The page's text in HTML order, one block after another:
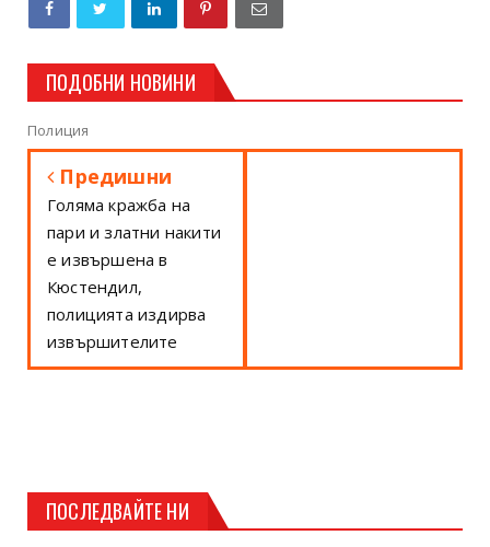
ПОДОБНИ НОВИНИ
Полиция
Предишни
Голяма кражба на
пари и златни накити
е извършена в
Кюстендил,
полицията издирва
извършителите
ПОСЛЕДВАЙТЕ НИ